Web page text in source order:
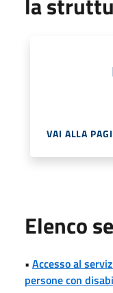
VAI ALLA
Elenco
• Accesso al
persone con